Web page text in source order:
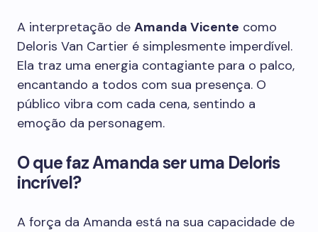
A interpretação de Amanda Vicente como
Deloris Van Cartier é simplesmente imperdível.
Ela traz uma energia contagiante para o palco,
encantando a todos com sua presença. O
público vibra com cada cena, sentindo a
emoção da personagem.
O que faz Amanda ser uma Deloris
incrível?
A força da Amanda está na sua capacidade de